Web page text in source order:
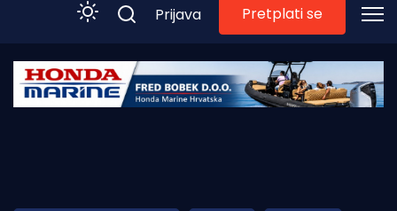
Početna
Obala
Prijava Pretplati se